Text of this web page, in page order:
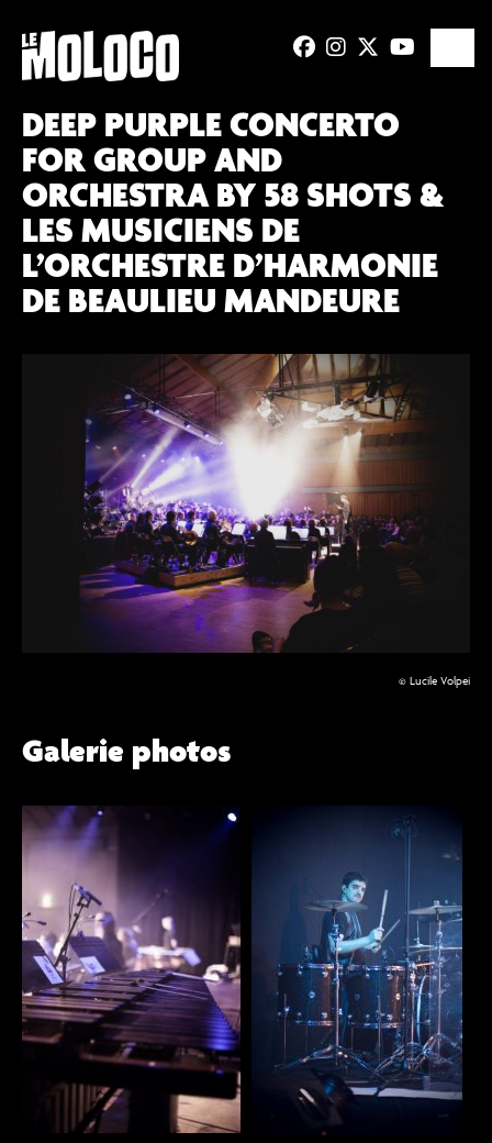
DEEP PURPLE CONCERTO
FOR GROUP AND
ORCHESTRA BY 58 SHOTS &
LES MUSICIENS DE
L’ORCHESTRE D’HARMONIE
DE BEAULIEU MANDEURE
© Lucile Volpei
Galerie photos